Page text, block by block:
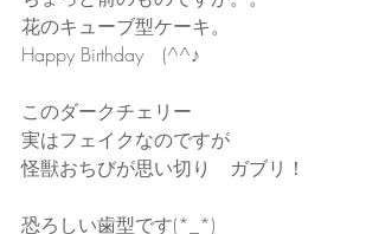
花のキューブ型ケーキ。
Happy Birthday　(^^♪
このダークチェリー
実はフェイクなのですが
怪獣おちびが思い切り　ガブリ！
恐ろしい歯型です(*_*)